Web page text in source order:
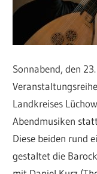
Sonnabend, den
Landkreises
Abendmusiken
Diese beiden rund
gestaltet die